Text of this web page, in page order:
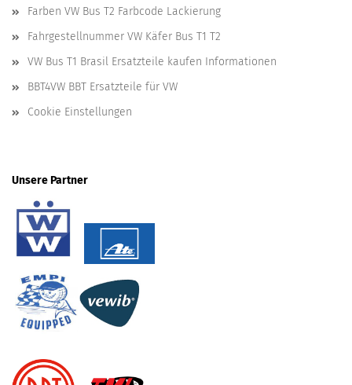
Farben VW Bus T2 Farbcode Lackierung
Fahrgestellnummer VW Käfer Bus T1 T2
VW Bus T1 Brasil Ersatzteile kaufen Informationen
BBT4VW BBT Ersatzteile für VW
Cookie Einstellungen
Unsere Partner